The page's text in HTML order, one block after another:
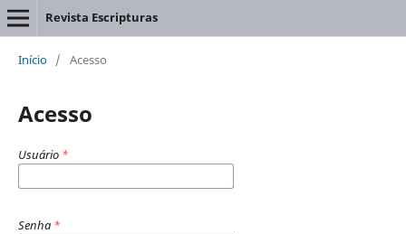
Revista Escripturas
Início / Acesso
Acesso
Usuário *
Senha *